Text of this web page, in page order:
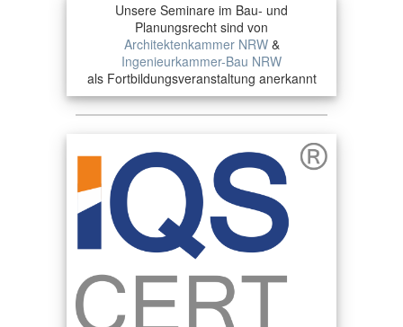
Unsere Seminare im Bau- und
Planungsrecht sind von
Architektenkammer NRW&
Ingenieurkammer-Bau NRW
als Fortbildungsveranstaltung anerkannt